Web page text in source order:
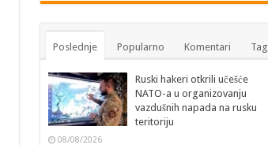
Poslednje Popularno Komentari Tag
Ruski hakeri otkrili učešće
NATO-a u organizovanju
vazdušnih napada na rusku
teritoriju
08/08/2026